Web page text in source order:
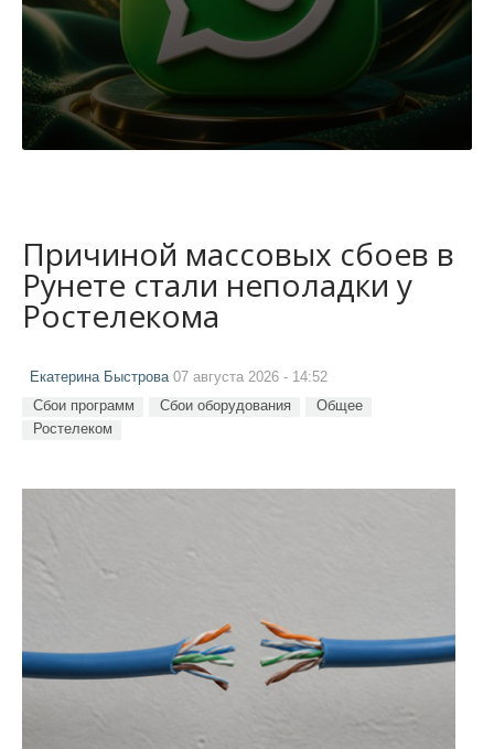
Причиной массовых сбоев в
Рунете стали неполадки у
Ростелекома
Екатерина Быстрова07 августа 2026 - 14:52
Сбои программ Сбои оборудования
Общее
Ростелеком